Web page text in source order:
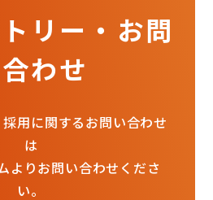
リー・お問
わせ
用に関するお問い合わせ
は
よりお問い合わせくださ
い。